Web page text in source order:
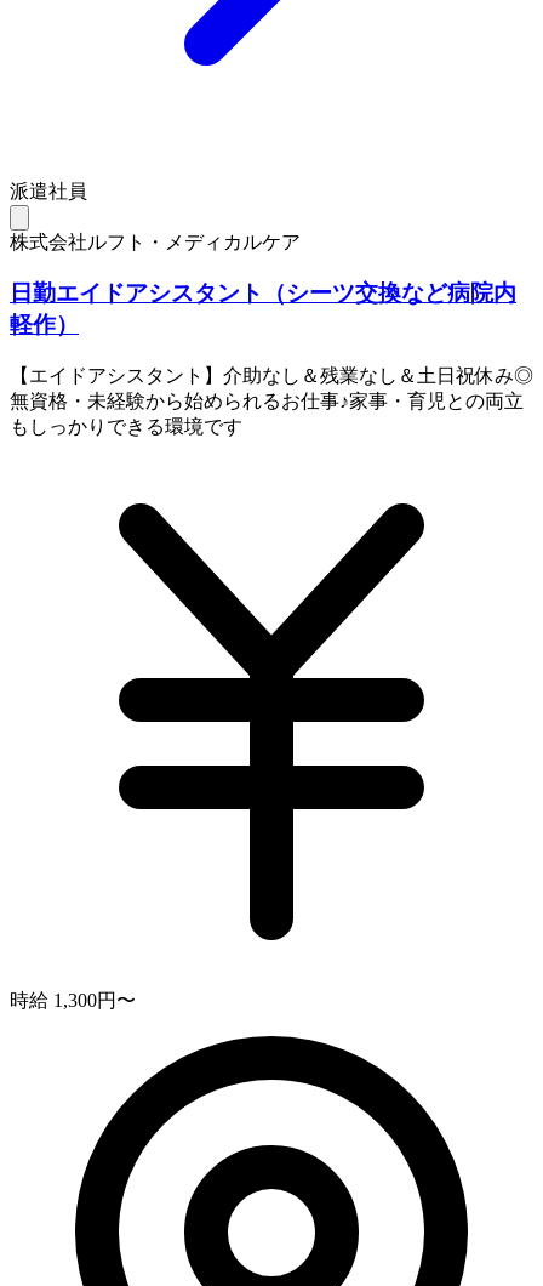
派遣社員
株式会社ルフト・メディカルケア
日勤エイドアシスタント（シーツ交換など病院内
軽作）
【エイドアシスタント】介助なし＆残業なし＆土日祝休み◎
無資格・未経験から始められるお仕事♪家事・育児との両立
もしっかりできる環境です
時給 1,300円〜